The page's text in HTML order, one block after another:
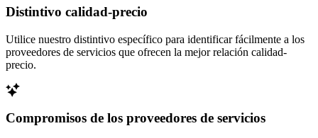
Distintivo calidad-precio
Utilice nuestro distintivo específico para identificar fácilmente a los
proveedores de servicios que ofrecen la mejor relación calidad-
precio.
Compromisos de los proveedores de servicios